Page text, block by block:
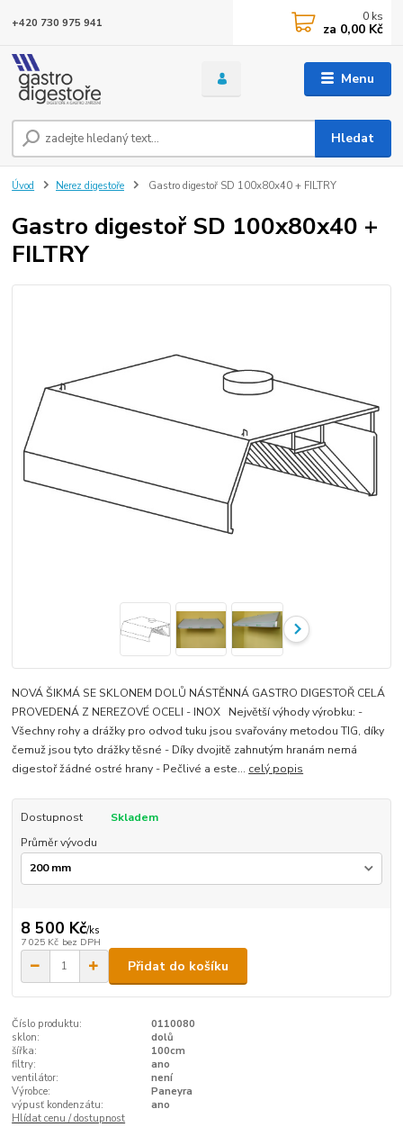
Menu
Hledat
+420 730 975 941 0 ks
za 0,00 Kč
Úvod Nerez digestoře Gastro digestoř SD 100x80x40 + FILTRY
Gastro digestoř SD 100x80x40 +
FILTRY
NOVÁ ŠIKMÁ SE SKLONEM DOLŮ NÁSTĚNNÁ GASTRO DIGESTOŘ CELÁ
PROVEDENÁ Z NEREZOVÉ OCELI - INOX Největší výhody výrobku: -
Všechny rohy a drážky pro odvod tuku jsou svařovány metodou TIG, díky
čemuž jsou tyto drážky těsné - Díky dvojitě zahnutým hranám nemá
digestoř žádné ostré hrany - Pečlivé a este... celý popis
Dostupnost
Skladem
Průměr vývodu
8 500 Kč/ks
7 025 Kč bez DPH
Přidat do košíku
Číslo produktu:
0110080
sklon:
dolů
šířka:
100cm
filtry:
ano
ventilátor:
není
Výrobce:
Paneyra
výpusť kondenzátu:
ano
Hlídat cenu / dostupnost